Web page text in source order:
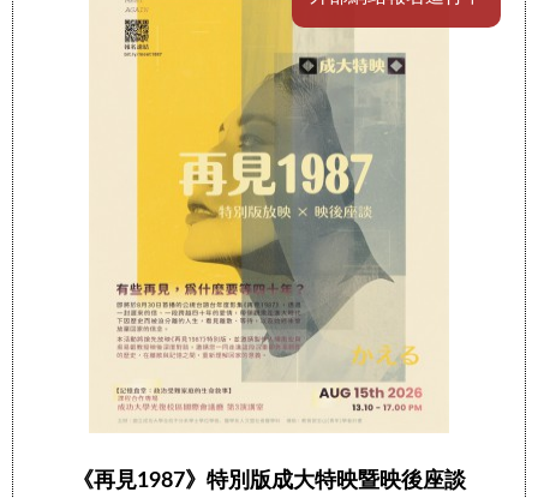
《再見1987》特別版成大特映暨映後座談